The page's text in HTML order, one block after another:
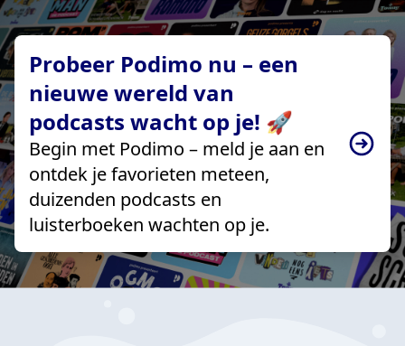
Probeer Podimo nu – een
nieuwe wereld van
podcasts wacht op je! 🚀
Begin met Podimo – meld je aan en
ontdek je favorieten meteen,
duizenden podcasts en
luisterboeken wachten op je.